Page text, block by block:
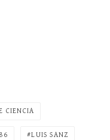
CIENCIA
LUIS SANZ